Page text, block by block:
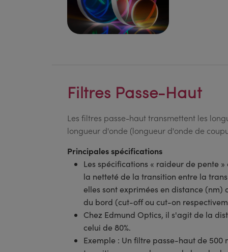
Filtres Passe-Haut
Les filtres passe-haut transmettent les
longueur d'onde (longueur d'onde de
Principales spécifications
Les spécifications « raideur de pente
la netteté de la transition entre la
elles sont exprimées en distance
du bord (cut-off ou cut-on
Chez Edmund Optics, il s'agit de la
celui de 80%.
Exemple : Un filtre passe-haut de 500